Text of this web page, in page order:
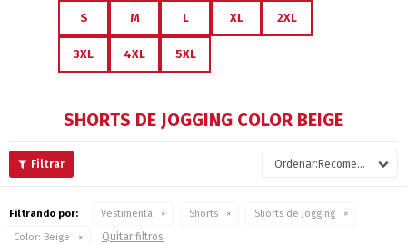
S M L XL 2XL
3XL 4XL 5XL
SHORTS DE JOGGING COLOR BEIGE
Recomendados
Filtrando por: Vestimenta Shorts
Shorts de Jogging
Color: Beige Quitar filtros